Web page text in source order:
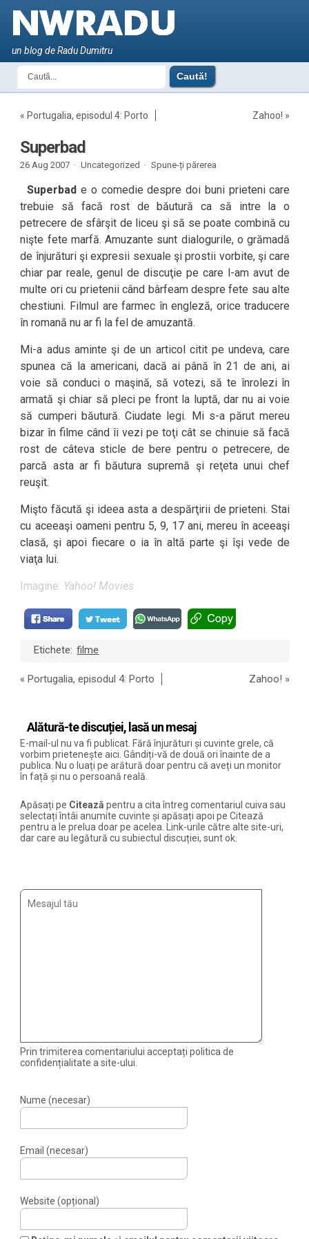
un blog de Radu Dumitru
« Portugalia, episodul 4: Porto Zahoo! »
Superbad
26 Aug 2007 · Uncategorized · Spune-ți părerea
Superbad e o comedie despre doi buni prieteni care
trebuie să facă rost de băutură ca să intre la o
petrecere de sfârşit de liceu şi să se poate combină cu
nişte fete marfă. Amuzante sunt dialogurile, o grămadă
de înjurături şi expresii sexuale şi prostii vorbite, şi care
chiar par reale, genul de discuţie pe care l-am avut de
multe ori cu prietenii când bârfeam despre fete sau alte
chestiuni. Filmul are farmec în engleză, orice traducere
în romană nu ar fi la fel de amuzantă.
Mi-a adus aminte şi de un articol citit pe undeva, care
spunea că la americani, dacă ai până în 21 de ani, ai
voie să conduci o maşină, să votezi, să te înrolezi în
armată şi chiar să pleci pe front la luptă, dar nu ai voie
să cumperi băutură. Ciudate legi. Mi s-a părut mereu
bizar în filme când îi vezi pe toţi cât se chinuie să facă
rost de câteva sticle de bere pentru o petrecere, de
parcă asta ar fi băutura supremă şi reţeta unui chef
reuşit.
Mişto făcută şi ideea asta a despărţirii de prieteni. Stai
cu aceeaşi oameni pentru 5, 9, 17 ani, mereu în aceeaşi
clasă, şi apoi fiecare o ia în altă parte şi îşi vede de
viaţa lui.
Imagine: Yahoo! Movies
Etichete: filme
«Portugalia, episodul 4: Porto Zahoo! »
Alătură-te discuției, lasă un mesaj
E-mail-ul nu va fi publicat. Fără înjurături și cuvinte grele, că
vorbim prietenește aici. Gândiți-vă de două ori înainte de a
publica. Nu o luați pe arătură doar pentru că aveți un monitor
în față și nu o persoană reală.
Apăsați pe Citează pentru a cita întreg comentariul cuiva sau
selectați întâi anumite cuvinte și apăsați apoi pe Citează
pentru a le prelua doar pe acelea. Link-urile către alte site-uri,
dar care au legătură cu subiectul discuției, sunt ok.
Prin trimiterea comentariului acceptați politica de
confidențialitate a site-ului.
Nume (necesar)
Email (necesar)
Website (opțional)